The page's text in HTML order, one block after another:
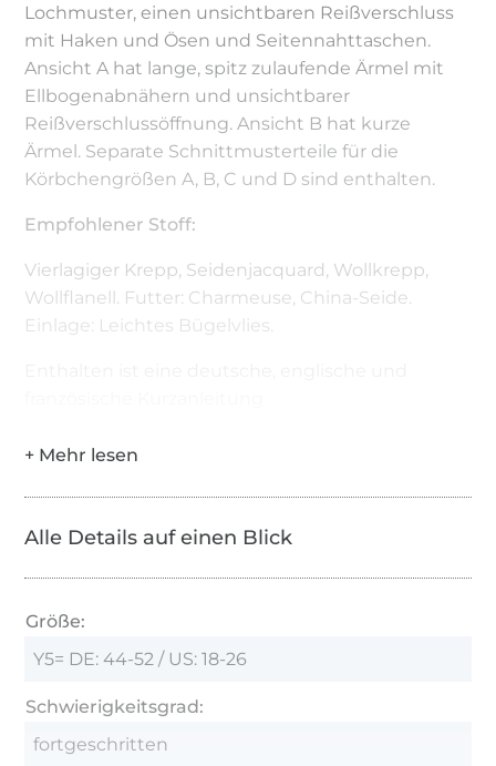
Lochmuster, einen unsichtbaren Reißverschluss
mit Haken und Ösen und Seitennahttaschen.
Ansicht A hat lange, spitz zulaufende Ärmel mit
Ellbogenabnähern und unsichtbarer
Reißverschlussöffnung. Ansicht B hat kurze
Ärmel. Separate Schnittmusterteile für die
Körbchengrößen A, B, C und D sind enthalten.
Empfohlener Stoff:
Vierlagiger Krepp, Seidenjacquard, Wollkrepp,
Wollflanell. Futter: Charmeuse, China-Seide.
Einlage: Leichtes Bügelvlies.
Alle Details auf einen Blick
Größe:
Y5= DE: 44-52 / US: 18-26
Schwierigkeitsgrad:
fortgeschritten